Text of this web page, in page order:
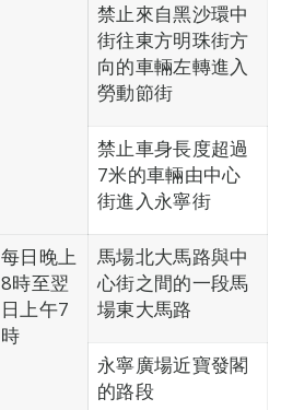
禁止來自黑沙環中
街往東方明珠街方
向的車輛左轉進入
勞動節街
禁止車身長度超過
7米的車輛由中心
街進入永寧街
每日晚上
8時至翌
日上午7
時
馬場北大馬路與中
心街之間的一段馬
場東大馬路
永寧廣場近寶發閣
的路段